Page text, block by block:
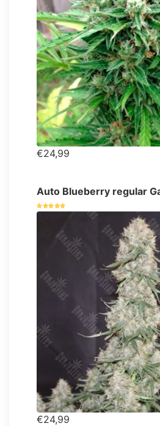
€24,99
Auto Blueberry regular
€24,99